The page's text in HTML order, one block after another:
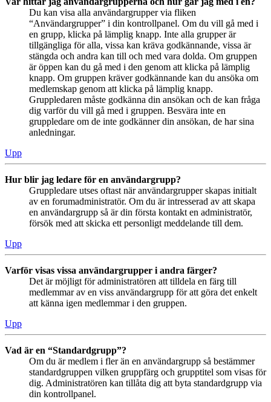
Du kan visa alla användargrupper via fliken
“Användargrupper” i din kontrollpanel. Om du vill gå med i
en grupp, klicka på lämplig knapp. Inte alla grupper är
tillgängliga för alla, vissa kan kräva godkännande, vissa är
stängda och andra kan till och med vara dolda. Om gruppen
är öppen kan du gå med i den genom att klicka på lämplig
knapp. Om gruppen kräver godkännande kan du ansöka om
medlemskap genom att klicka på lämplig knapp.
Gruppledaren måste godkänna din ansökan och de kan fråga
dig varför du vill gå med i gruppen. Besvära inte en
gruppledare om de inte godkänner din ansökan, de har sina
anledningar.
Upp
Hur blir jag ledare för en användargrupp?
Gruppledare utses oftast när användargrupper skapas initialt
av en forumadministratör. Om du är intresserad av att skapa
en användargrupp så är din första kontakt en administratör,
försök med att skicka ett personligt meddelande till dem.
Upp
Varför visas vissa användargrupper i andra färger?
Det är möjligt för administratören att tilldela en färg till
medlemmar av en viss användargrupp för att göra det enkelt
att känna igen medlemmar i den gruppen.
Upp
Vad är en “Standardgrupp”?
Om du är medlem i fler än en användargrupp så bestämmer
standardgruppen vilken gruppfärg och grupptitel som visas för
dig. Administratören kan tillåta dig att byta standardgrupp via
din kontrollpanel.